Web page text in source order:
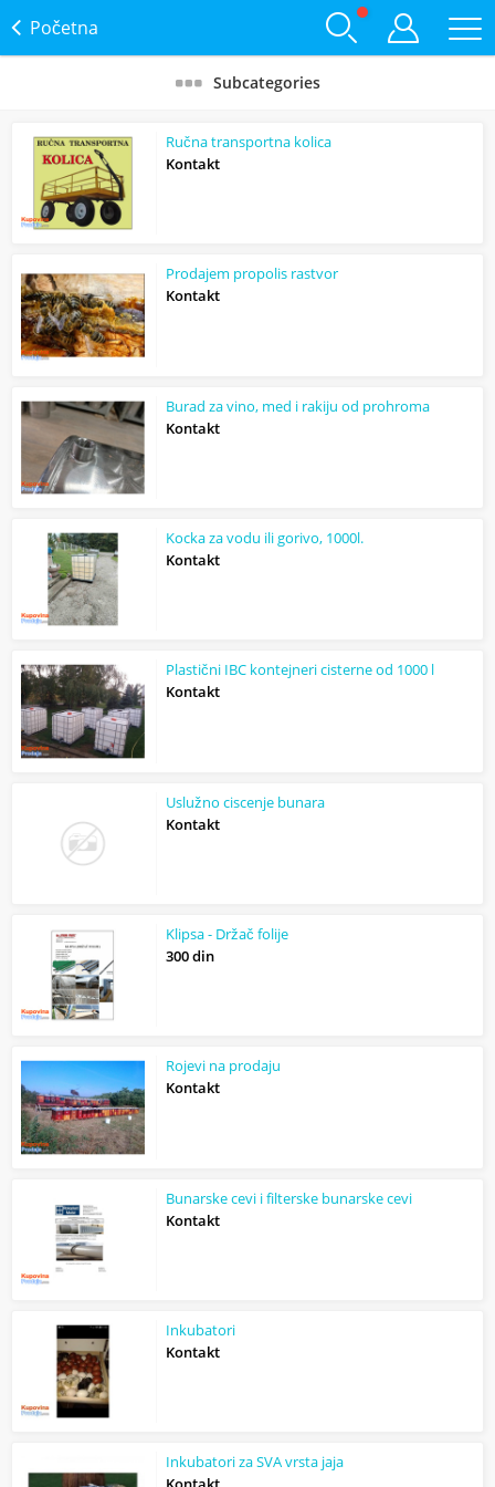
Početna
Subcategories
Ručna transportna kolica
Kontakt
Prodajem propolis rastvor
Kontakt
Burad za vino, med i rakiju od prohroma
Kontakt
Kocka za vodu ili gorivo, 1000l.
Kontakt
Plastični IBC kontejneri cisterne od 1000 l
Kontakt
Uslužno ciscenje bunara
Kontakt
Klipsa - Držač folije
300 din
Rojevi na prodaju
Kontakt
Bunarske cevi i filterske bunarske cevi
Kontakt
Inkubatori
Kontakt
Inkubatori za SVA vrsta jaja